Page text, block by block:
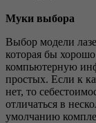
Муки выбора
Выбор модели
которая бы
компьютерную
простых. Если к
нет, то
отличаться в
умолчанию